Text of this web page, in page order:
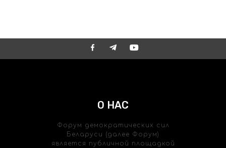
О НАС
Форум демократических сил
Беларуси (далее Форум)
является публичной площадкой